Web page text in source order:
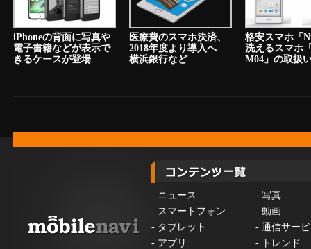
iPhoneの背面に写真や
電子書籍などが表示で
きるケースが登場
医療費のスマホ決済、
2018年度より導入へ
横浜銀行など
格安スマホ
洗えるスマホ
M04」の取扱
- ニュース - 写真
- スマートフォン - 動画
- タブレット - 通信サー
- アプリ -
トレンド